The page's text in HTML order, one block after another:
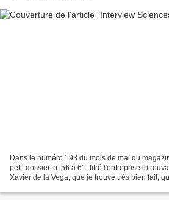
Dans le numéro 193 du mois de mai du
petit dossier, p. 56 à 61, titré l'entreprise
Xavier de la Vega, que je trouve très bien fait,